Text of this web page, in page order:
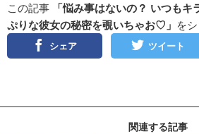
この記事
「悩み事はないの？ いつも
ぷりな彼女の秘密を覗いちゃお♡」 を
シェア ツイート
関連する記事